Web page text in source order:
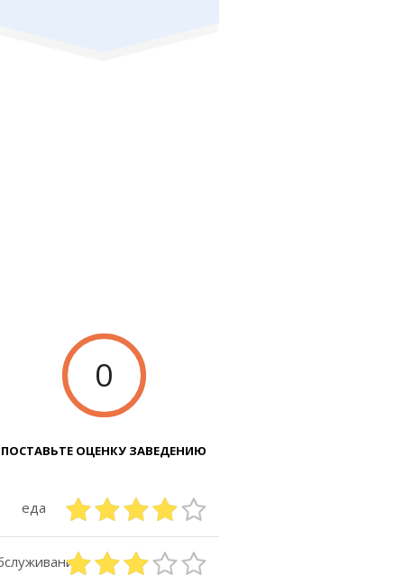
0
ПОСТАВЬТЕ ОЦЕНКУ ЗАВЕДЕНИЮ
еда